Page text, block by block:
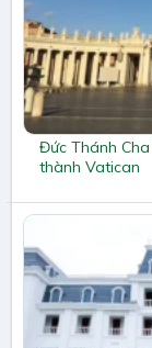
Đức Thánh
thành Vatican